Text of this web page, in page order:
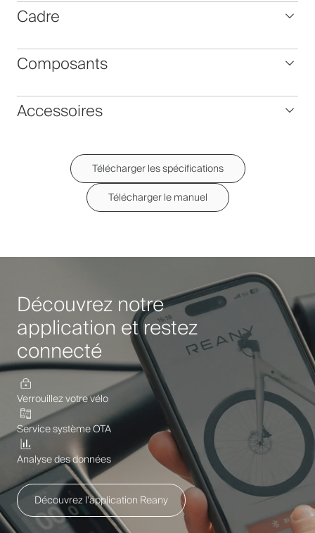
Cadre
Composants
Accessoires
Télécharger les spécifications
Télécharger le manuel
Découvrez notre
application et restez
connecté
Verrouillez votre vélo
Service système OTA
Analyse des données
Découvrez l'application Reany